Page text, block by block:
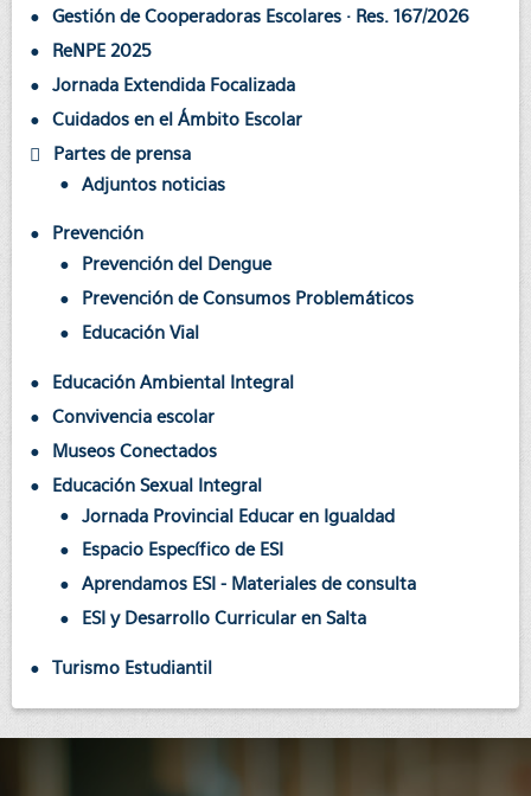
Gestión de Cooperadoras Escolares · Res. 167/2026
ReNPE 2025
Jornada Extendida Focalizada
Cuidados en el Ámbito Escolar
Partes de prensa
Adjuntos noticias
Prevención
Prevención del Dengue
Prevención de Consumos Problemáticos
Educación Vial
Educación Ambiental Integral
Convivencia escolar
Museos Conectados
Educación Sexual Integral
Jornada Provincial Educar en Igualdad
Espacio Específico de ESI
Aprendamos ESI - Materiales de consulta
ESI y Desarrollo Curricular en Salta
Turismo Estudiantil